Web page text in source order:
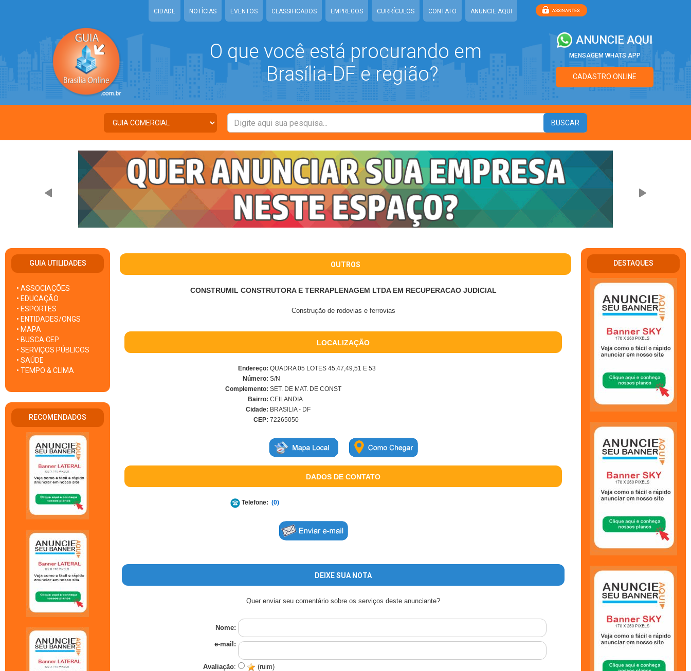
CIDADE NOTÍCIAS EVENTOS CLASSIFICADOS EMPREGOS CURRÍCULOS CONTATO ANUNCIE AQUI
O que você está procurando em
Brasília-DF e região?
ANUNCIE AQUI
MENSAGEM WHATS APP
CADASTRO ONLINE
GUIA UTILIDADES
• ASSOCIAÇÕES
• EDUCAÇÃO
• ESPORTES
• ENTIDADES/ONGS
• MAPA
• BUSCA CEP
• SERVIÇOS PÚBLICOS
• SAÚDE
• TEMPO & CLIMA
RECOMENDADOS
OUTROS
CONSTRUMIL CONSTRUTORA E TERRAPLENAGEM LTDA EM RECUPERACAO JUDICIAL
Construção de rodovias e ferrovias
LOCALIZAÇÃO
Endereço: QUADRA 05 LOTES 45,47,49,51 E 53
Número: S/N
Complemento: SET. DE MAT. DE CONST
Bairro: CEILANDIA
Cidade: BRASILIA - DF
CEP: 72265050
DADOS DE CONTATO
Telefone: (0)
DEIXE SUA NOTA
Quer enviar seu comentário sobre os serviços deste anunciante?
Nome:
e-mail:
Avaliação:
(ruim)
DESTAQUES